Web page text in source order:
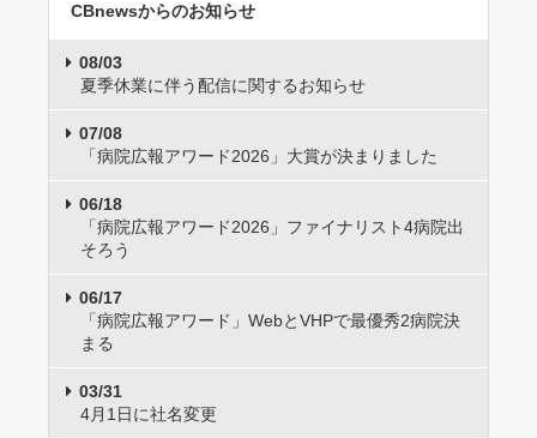
CBnewsからのお知らせ
08/03
夏季休業に伴う配信に関するお知らせ
07/08
「病院広報アワード2026」大賞が決まりました
06/18
「病院広報アワード2026」ファイナリスト4病院出
そろう
06/17
「病院広報アワード」WebとVHPで最優秀2病院決
まる
03/31
4月1日に社名変更